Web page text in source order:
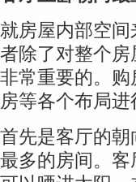
就房屋内部空
者除了对整个
非常重要的。
房等各个布局进
首先是客厅的
最多的房间。